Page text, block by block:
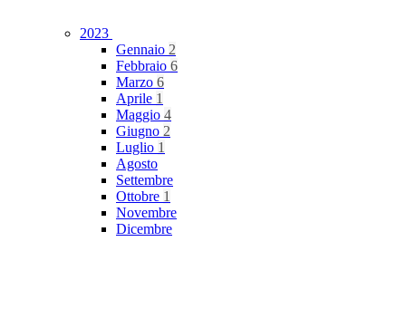
2023
Gennaio 2
Febbraio 6
Marzo 6
Aprile 1
Maggio 4
Giugno 2
Luglio 1
Agosto
Settembre
Ottobre 1
Novembre
Dicembre